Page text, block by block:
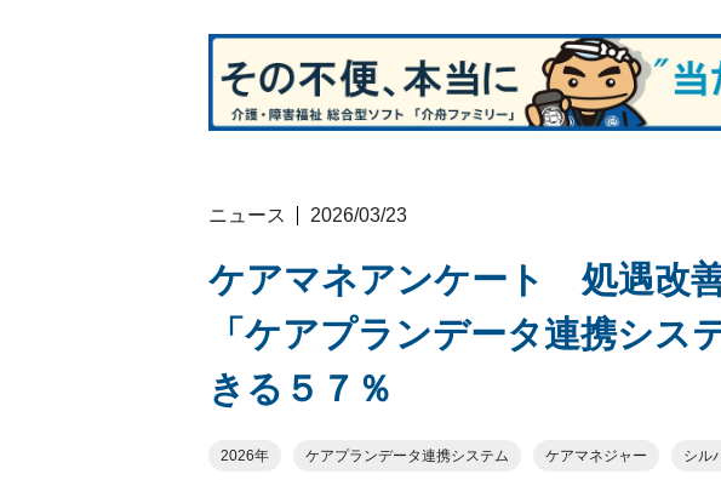
ニュース 2026/03/23
ケアマネアンケート 処遇改
「ケアプランデータ連携シス
きる５７％
2026年 ケアプランデータ連携システム ケアマネジャー シル